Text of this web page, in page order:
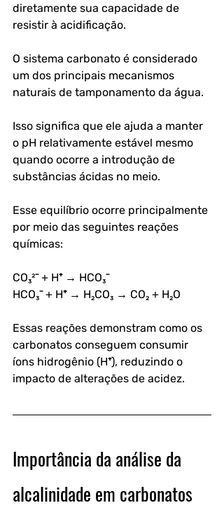
diretamente sua capacidade de
resistir à acidificação.
O sistema carbonato é considerado
um dos principais mecanismos
naturais de tamponamento da água.
Isso significa que ele ajuda a manter
o pH relativamente estável mesmo
quando ocorre a introdução de
substâncias ácidas no meio.
Esse equilíbrio ocorre principalmente
por meio das seguintes reações
químicas:
CO₃²⁻ + H⁺ → HCO₃⁻
HCO₃⁻ + H⁺ → H₂CO₃ → CO₂ + H₂O
Essas reações demonstram como os
carbonatos conseguem consumir
íons hidrogênio (H⁺), reduzindo o
impacto de alterações de acidez.
Importância da análise da
alcalinidade em carbonatos